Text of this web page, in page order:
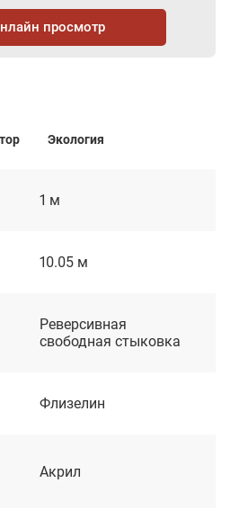
просмотр
Экология
1 м
10.05 м
Реверсивная
свободная стыковка
Флизелин
Акрил